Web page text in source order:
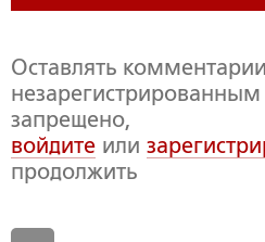
Оставлять комментарии
запрещено,
войдите или
продолжить